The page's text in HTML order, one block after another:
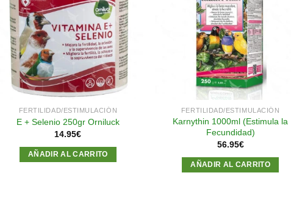
Añadir
a la
lista de
deseos
FERTILIDAD/ESTIMULACIÓN
E + Selenio 250gr Orniluck
14.95€
AÑADIR AL CARRITO
FERTILIDAD/ESTIMULACIÓN
Karnythin 1000ml (Estimula la
Fecundidad)
56.95€
AÑADIR AL CARRITO